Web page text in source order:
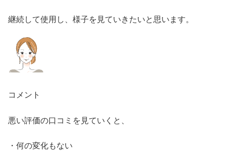
継続して使用し、様子を見ていきたいと思います。
コメント
悪い評価の口コミを見ていくと、
・何の変化もない